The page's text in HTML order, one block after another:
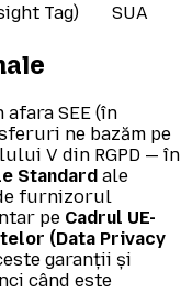
Tag) SUA
SEE (în
ne bazăm pe
V din RGPD — în
Standard ale
furnizorul
pe Cadrul UE-
(Data Privacy
garanții și
când este